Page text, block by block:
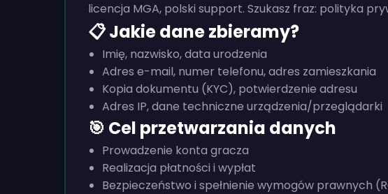
licencja MGA, polski support. Szukasz fraz: polityka
📋 Jakie dane zbieramy?
Imię, nazwisko, data urodzenia
Adres e-mail, numer telefonu, adres zamieszkania
Kopia dokumentu (KYC), potwierdzenie adresu
Adres IP, dane techniczne urządzenia/przeglądarki
🎯 Cel przetwarzania danych
Prowadzenie konta gracza
Realizacja płatności i wypłat
Bezpieczeństwo i spełnienie wymogów prawnych